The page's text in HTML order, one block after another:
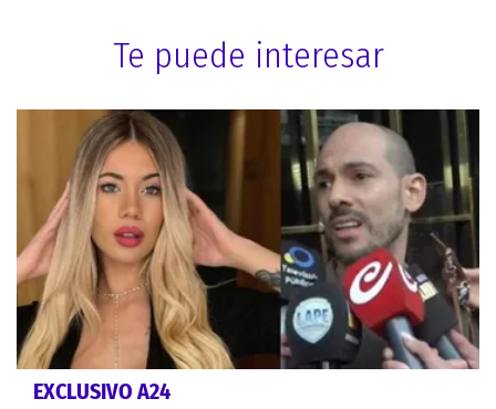
Te puede interesar
EXCLUSIVO A24